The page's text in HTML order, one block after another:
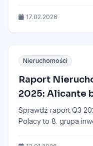
17.02.2026
Nieruchomości
Raport
2025: Alicante
dlaczego
na Costa Blanca
Sprawdź raport Q3
Polacy to 8. grupa